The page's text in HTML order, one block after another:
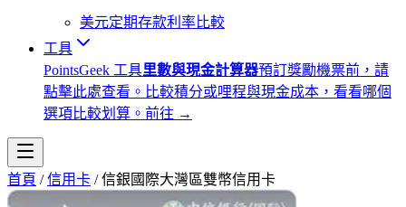
美元定期存款利率比較
工具
PointsGeek 工具里數與現金計算器預訂獎勵機票前，請
點擊此處查看。比較積分或哩程與現金成本，看看哪個
選項比較划算。 前往 →
首頁 /信用卡 /信銀國際大灣區雙幣信用卡